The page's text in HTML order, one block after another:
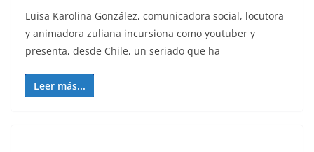
Luisa Karolina González, comunicadora social, locutora
y animadora zuliana incursiona como youtuber y
presenta, desde Chile, un seriado que ha
Leer más...